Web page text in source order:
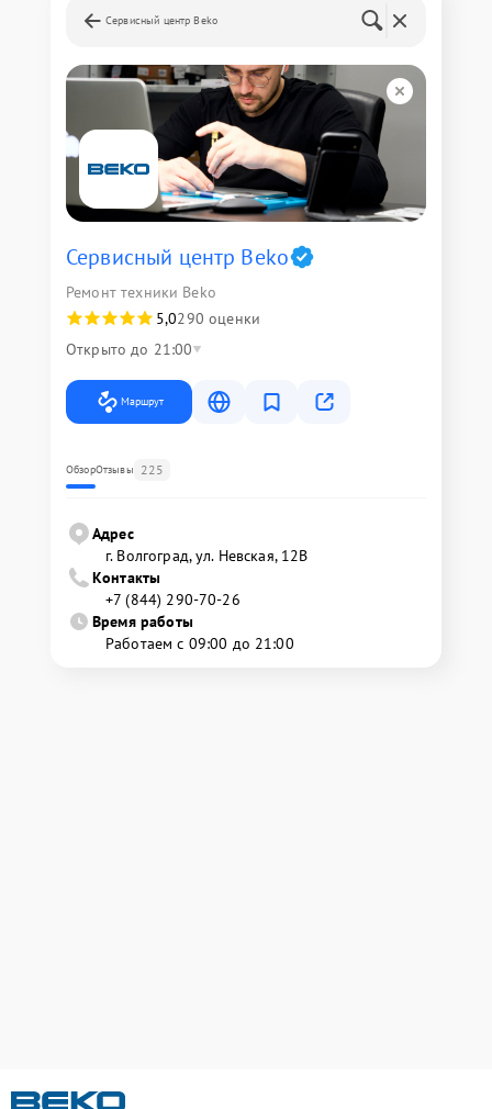
Сервисный центр Beko
Сервисный центр Beko
Ремонт техники Beko
5,0290 оценки
Открыто до 21:00
Маршрут
ОбзорОтзывы 225
Адрес
г. Волгоград, ул. Невская, 12В
Контакты
+7 (844) 290-70-26
Время работы
Работаем с 09:00 до 21:00